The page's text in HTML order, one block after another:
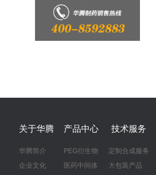
关于华腾
华腾简介
企业文化
产品中心
PEG衍生物
医药中间体
技术服务
定制合成服务
大包装产品